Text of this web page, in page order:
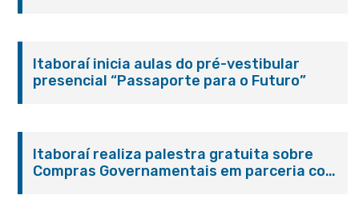
Itaboraí inicia aulas do pré-vestibular
presencial “Passaporte para o Futuro”
Itaboraí realiza palestra gratuita sobre
Compras Governamentais em parceria com